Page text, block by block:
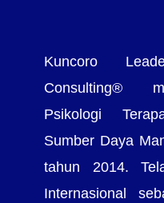
Kuncoro
Consulting®
Psikologi
Sumber Daya
tahun 2014.
Internasional